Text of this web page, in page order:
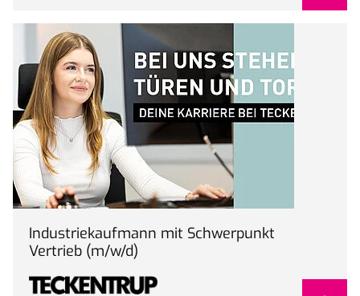
Industriekaufmann mit Schwerpunkt
Vertrieb (m/w/d)